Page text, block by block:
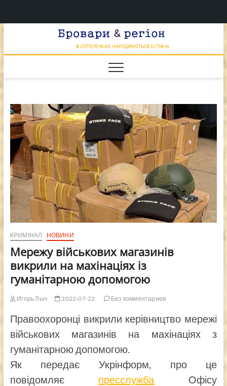
Перейти
&
НАРОДЖУЄТЬСЯ
КРИМІНАЛ НОВИНИ
Мережу військових магазинів
викрили на махінаціях із
гуманітарною допомогою
Игорь Лыч 2022-07-22 Без комментариев
Правоохоронці викрили керівництво мережі
військових магазинів на махінаціях з
гуманітарною допомогою.
Як передає Укрінформ, про це
повідомляє пресслужба Офісу